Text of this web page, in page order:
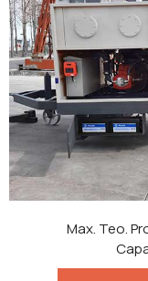
Max. Teo.